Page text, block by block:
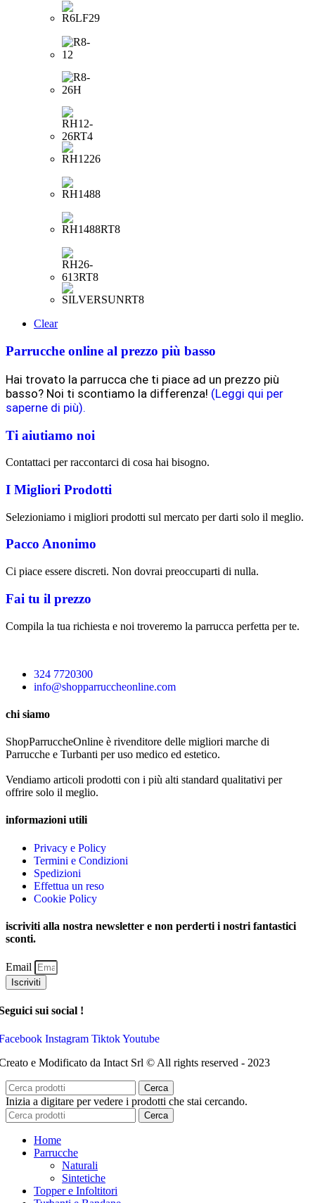
Clear
Parrucche online al prezzo più basso
Hai trovato la parrucca che ti piace ad un prezzo più
basso? Noi ti scontiamo la differenza! (Leggi qui per
saperne di più).
Ti aiutiamo noi
Contattaci per raccontarci di cosa hai bisogno.
I Migliori Prodotti
Selezioniamo i migliori prodotti sul mercato per darti solo il meglio.
Pacco Anonimo
Ci piace essere discreti. Non dovrai preoccuparti di nulla.
Fai tu il prezzo
Compila la tua richiesta e noi troveremo la parrucca perfetta per te.
324 7720300
info@shopparruccheonline.com
chi siamo
ShopParruccheOnline è rivenditore delle migliori marche di
Parrucche e Turbanti per uso medico ed estetico.
Vendiamo articoli prodotti con i più alti standard qualitativi per
offrire solo il meglio.
informazioni utili
Privacy e Policy
Termini e Condizioni
Spedizioni
Effettua un reso
Cookie Policy
iscriviti alla nostra newsletter e non perderti i nostri fantastici
sconti.
Email
Iscriviti
sui social !
Instagram TiktokYoutube
e Modificato da Intact Srl © All rights reserved - 2023
Cerca
Inizia a digitare per vedere i prodotti che stai cercando.
Cerca
Home
Parrucche
Naturali
Sintetiche
Topper e Infoltitori